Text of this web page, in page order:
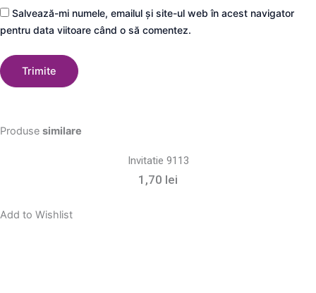
Salvează-mi numele, emailul și site-ul web în acest navigator
pentru data viitoare când o să comentez.
Produse similare
Invitatie 9113
1,70 lei
Add to Wishlist